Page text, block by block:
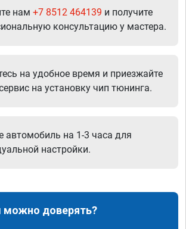
нам +7 8512 464139 и получите
консультацию у мастера.
на удобное время и приезжайте
на установку чип тюнинга.
автомобиль на 1-3 часа для
настройки.
можно доверять?